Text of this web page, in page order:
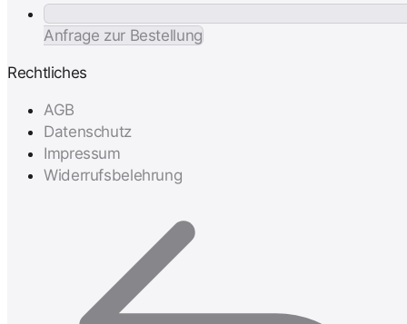
Anfrage zur Bestellung
Rechtliches
AGB
Datenschutz
Impressum
Widerrufsbelehrung